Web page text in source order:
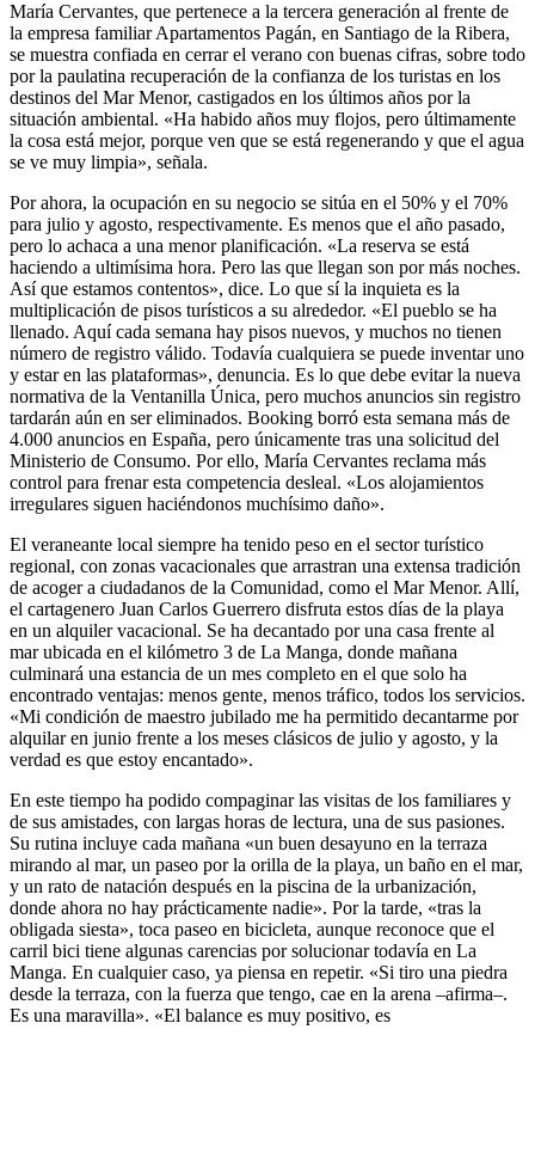
María Cervantes, que pertenece a la tercera generación al frente de
la empresa familiar Apartamentos Pagán, en Santiago de la Ribera,
se muestra confiada en cerrar el verano con buenas cifras, sobre todo
por la paulatina recuperación de la confianza de los turistas en los
destinos del Mar Menor, castigados en los últimos años por la
situación ambiental. «Ha habido años muy flojos, pero últimamente
la cosa está mejor, porque ven que se está regenerando y que el agua
se ve muy limpia», señala.
Por ahora, la ocupación en su negocio se sitúa en el 50% y el 70%
para julio y agosto, respectivamente. Es menos que el año pasado,
pero lo achaca a una menor planificación. «La reserva se está
haciendo a ultimísima hora. Pero las que llegan son por más noches.
Así que estamos contentos», dice. Lo que sí la inquieta es la
multiplicación de pisos turísticos a su alrededor. «El pueblo se ha
llenado. Aquí cada semana hay pisos nuevos, y muchos no tienen
número de registro válido. Todavía cualquiera se puede inventar uno
y estar en las plataformas», denuncia. Es lo que debe evitar la nueva
normativa de la Ventanilla Única, pero muchos anuncios sin registro
tardarán aún en ser eliminados. Booking borró esta semana más de
4.000 anuncios en España, pero únicamente tras una solicitud del
Ministerio de Consumo. Por ello, María Cervantes reclama más
control para frenar esta competencia desleal. «Los alojamientos
irregulares siguen haciéndonos muchísimo daño».
El veraneante local siempre ha tenido peso en el sector turístico
regional, con zonas vacacionales que arrastran una extensa tradición
de acoger a ciudadanos de la Comunidad, como el Mar Menor. Allí,
el cartagenero Juan Carlos Guerrero disfruta estos días de la playa
en un alquiler vacacional. Se ha decantado por una casa frente al
mar ubicada en el kilómetro 3 de La Manga, donde mañana
culminará una estancia de un mes completo en el que solo ha
encontrado ventajas: menos gente, menos tráfico, todos los servicios.
«Mi condición de maestro jubilado me ha permitido decantarme por
alquilar en junio frente a los meses clásicos de julio y agosto, y la
verdad es que estoy encantado».
En este tiempo ha podido compaginar las visitas de los familiares y
de sus amistades, con largas horas de lectura, una de sus pasiones.
Su rutina incluye cada mañana «un buen desayuno en la terraza
mirando al mar, un paseo por la orilla de la playa, un baño en el mar,
y un rato de natación después en la piscina de la urbanización,
donde ahora no hay prácticamente nadie». Por la tarde, «tras la
obligada siesta», toca paseo en bicicleta, aunque reconoce que el
carril bici tiene algunas carencias por solucionar todavía en La
Manga. En cualquier caso, ya piensa en repetir. «Si tiro una piedra
desde la terraza, con la fuerza que tengo, cae en la arena –afirma–.
Es una maravilla». «El balance es muy positivo, es